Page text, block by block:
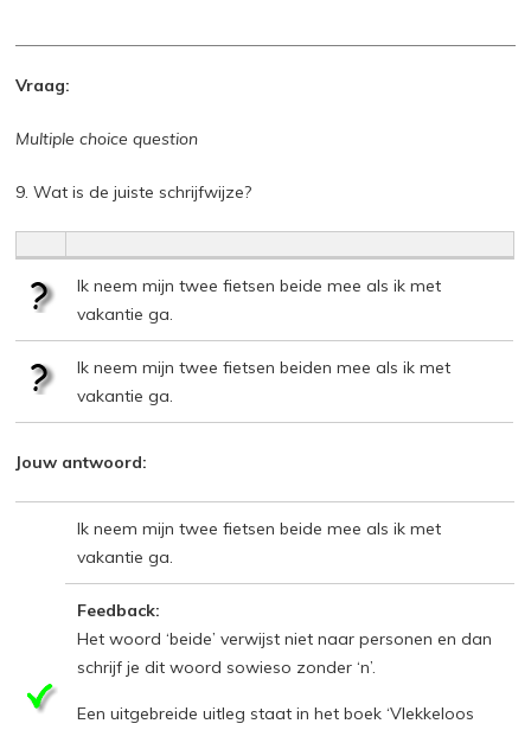
Vraag:
Multiple choice question
9. Wat is de juiste schrijfwijze?
Ik neem mijn twee fietsen beide mee als ik met
vakantie ga.
Ik neem mijn twee fietsen beiden mee als ik met
vakantie ga.
Jouw antwoord:
Ik neem mijn twee fietsen beide mee als ik met
vakantie ga.
Feedback:
Het woord ‘beide’ verwijst niet naar personen en dan
schrijf je dit woord sowieso zonder ‘n’.
Een uitgebreide uitleg staat in het boek ‘Vlekkeloos